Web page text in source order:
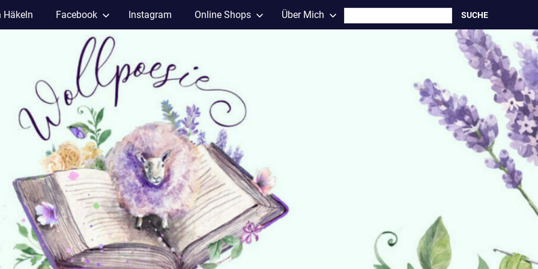
Häkeln Facebook Instagram Online Shops Über Mich Search